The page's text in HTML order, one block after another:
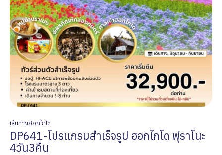
เส้นทางฮอกไกโด
DP641-โปรเเกรมสำเร็จรูป ฮอกไกโด ฟุราโนะ
4วัน3คืน